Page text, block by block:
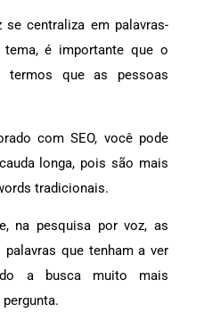
centraliza em palavras-
tema, é importante que o
que as pessoas
com SEO, você pode
longa, pois são mais
tradicionais.
na pesquisa por voz, as
que tenham a ver
a busca muito mais